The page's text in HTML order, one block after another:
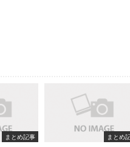
まとめ記事 まとめ